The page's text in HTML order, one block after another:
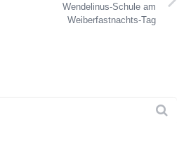
Wendelinus-Schule am
Weiberfastnachts-Tag